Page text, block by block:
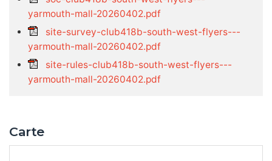
yarmouth-mall-20260402.pdf
site-survey-club418b-south-west-flyers---
yarmouth-mall-20260402.pdf
site-rules-club418b-south-west-flyers---
yarmouth-mall-20260402.pdf
Carte